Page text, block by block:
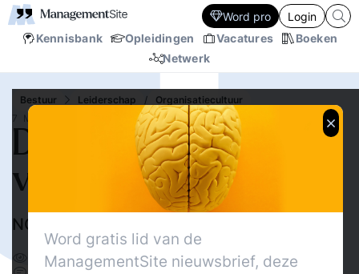
Kennisbank Opleidingen Vacatures
Boeken
Netwerk
Word pro Login
Bestuur Leiderschap /
Organisatiecultuur
7 MRT.‘25
Doorbreek de pijn,
vóórdat het te laat is!
NO PAIN, YES GAIN!
323
Delen
Word gratis lid van de
ManagementSite nieuwsbrief, deze